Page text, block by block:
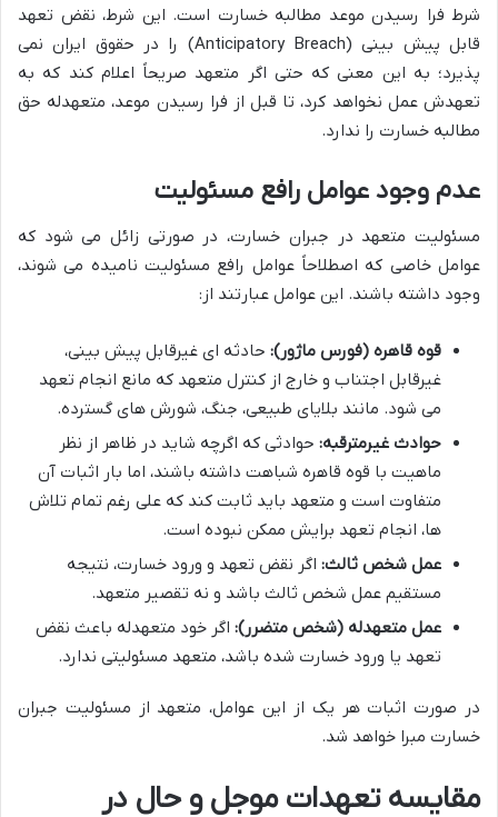
شرط فرا رسیدن موعد مطالبه خسارت است. این شرط، نقض تعهد
قابل پیش بینی (Anticipatory Breach) را در حقوق ایران نمی
پذیرد؛ به این معنی که حتی اگر متعهد صریحاً اعلام کند که به
تعهدش عمل نخواهد کرد، تا قبل از فرا رسیدن موعد، متعهدله حق
مطالبه خسارت را ندارد.
عدم وجود عوامل رافع مسئولیت
مسئولیت متعهد در جبران خسارت، در صورتی زائل می شود که
عوامل خاصی که اصطلاحاً عوامل رافع مسئولیت نامیده می شوند،
وجود داشته باشند. این عوامل عبارتند از:
قوه قاهره (فورس ماژور): حادثه ای غیرقابل پیش بینی،
غیرقابل اجتناب و خارج از کنترل متعهد که مانع انجام تعهد
می شود. مانند بلایای طبیعی، جنگ، شورش های گسترده.
حوادث غیرمترقبه: حوادثی که اگرچه شاید در ظاهر از نظر
ماهیت با قوه قاهره شباهت داشته باشند، اما بار اثبات آن
متفاوت است و متعهد باید ثابت کند که علی رغم تمام تلاش
ها، انجام تعهد برایش ممکن نبوده است.
عمل شخص ثالث: اگر نقض تعهد و ورود خسارت، نتیجه
مستقیم عمل شخص ثالث باشد و نه تقصیر متعهد.
عمل متعهدله (شخص متضرر): اگر خود متعهدله باعث نقض
تعهد یا ورود خسارت شده باشد، متعهد مسئولیتی ندارد.
در صورت اثبات هر یک از این عوامل، متعهد از مسئولیت جبران
خسارت مبرا خواهد شد.
مقایسه تعهدات موجل و حال در